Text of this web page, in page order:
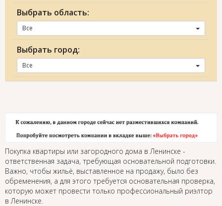
Выбрать область:
Все
Выбрать город:
Все
Покупка квартиры или загородного дома в Ленинске -
ответственная задача, требующая основательной подготовки.
Важно, чтобы жильё, выставленное на продажу, было без
обременения, а для этого требуется основательная проверка,
которую может провести только профессиональный риэлтор
в Ленинске.